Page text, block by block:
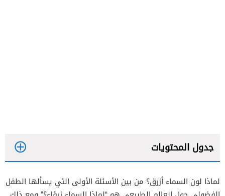
جدول المحتويات
لماذا لون السماء أزرق؟ من بين الأسئلة الأولى التي يسألها الطفل